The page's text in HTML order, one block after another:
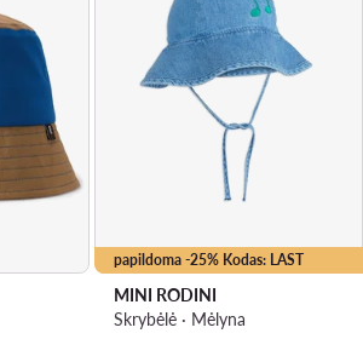
papildoma -25% Kodas: LAST
MINI RODINI
Skrybėlė · Mėlyna